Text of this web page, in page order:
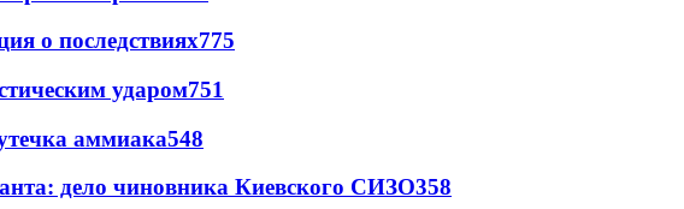
о последствиях775
ударом751
аммиака548
дело чиновника Киевского СИЗО358